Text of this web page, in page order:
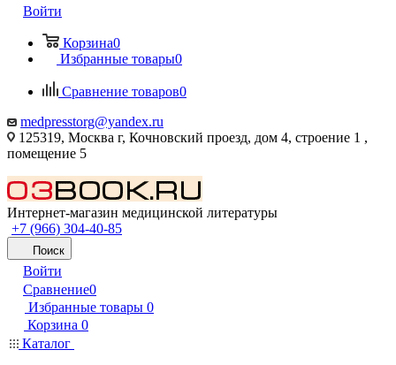
Войти
Корзина0
Избранные товары0
Сравнение товаров0
medpresstorg@yandex.ru
125319, Москва г, Кочновский проезд, дом 4, строение 1 ,
помещение 5
Интернет-магазин медицинской литературы
+7 (966) 304-40-85
Поиск
Войти
Сравнение0
Избранные товары 0
Корзина 0
Каталог